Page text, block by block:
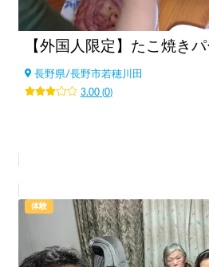
【外国人限定】たこ焼き
長野県/長野市若穂川田
3.00(0)
体験